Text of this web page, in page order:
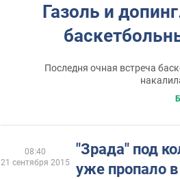
Газоль и
Последня очная встреча
"Зрада" под
уже пропало
08:40
21 сентября 2015